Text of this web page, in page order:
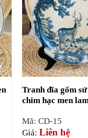
Tranh đĩa gốm
chim hạc men
Mã: CD-15
Giá:Liên hệ